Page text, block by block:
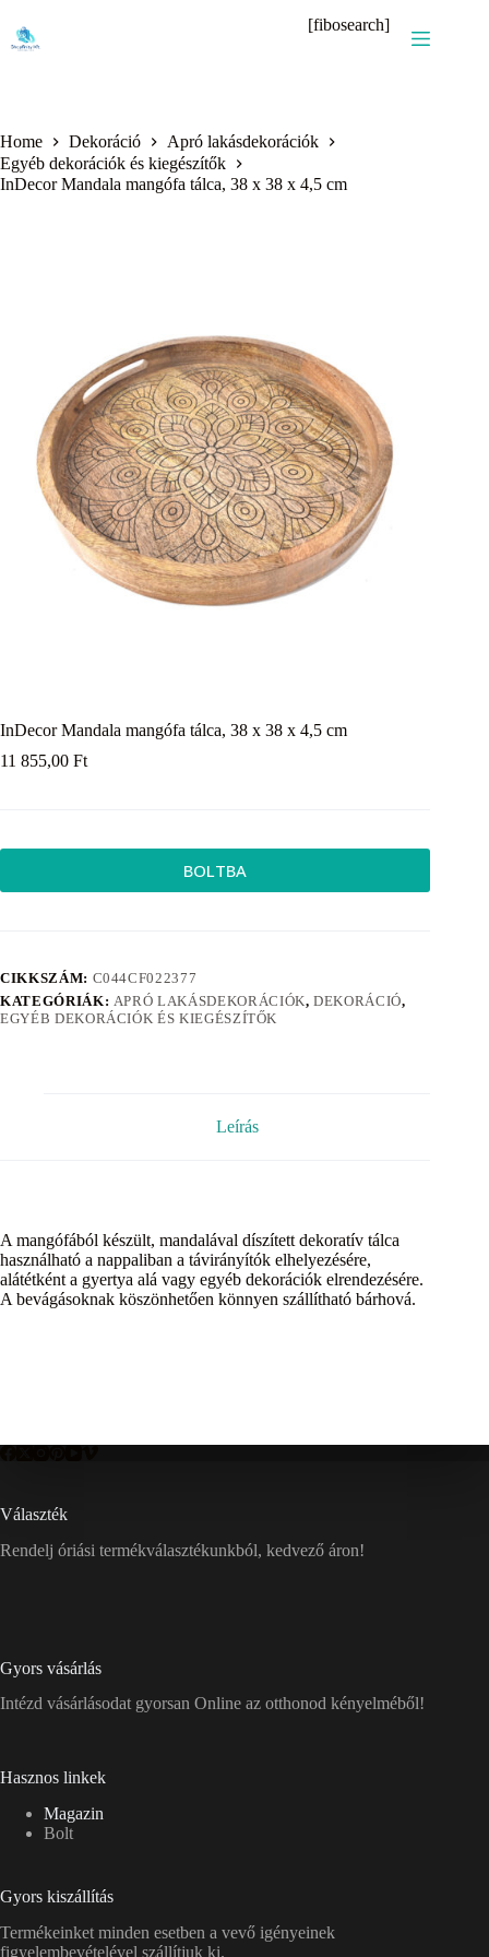
content
[fibosearch]
Home Dekoráció
Apró lakásdekorációk
Egyéb dekorációk és kiegészítők
InDecor Mandala mangófa tálca, 38 x 38 x 4,5 cm
InDecor Mandala mangófa tálca, 38 x 38 x 4,5 cm
11 855,00 Ft
BOLTBA
CIKKSZÁM: C044CF022377
KATEGÓRIÁK: APRÓ LAKÁSDEKORÁCIÓK,DEKORÁCIÓ,
EGYÉB DEKORÁCIÓK ÉS KIEGÉSZÍTŐK
Leírás
A mangófából készült, mandalával díszített dekoratív tálca
használható a nappaliban a távirányítók elhelyezésére,
alátétként a gyertya alá vagy egyéb dekorációk elrendezésére.
A bevágásoknak köszönhetően könnyen szállítható bárhová.
Választék
Rendelj óriási termékválasztékunkból, kedvező áron!
Gyors vásárlás
Intézd vásárlásodat gyorsan Online az otthonod kényelméből!
Hasznos linkek
Magazin
Bolt
Gyors kiszállítás
Termékeinket minden esetben a vevő igényeinek
figyelembevételével szállítjuk ki.